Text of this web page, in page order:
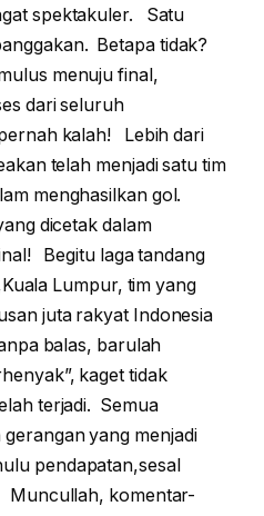
spektakuler. Satu
Betapa tidak?
menuju final,
dari seluruh
kalah! Lebih dari
telah menjadi satu tim
menghasilkan gol.
dicetak dalam
Begitu laga tandang
Lumpur, tim yang
juta rakyat Indonesia
balas, barulah
kaget tidak
terjadi. Semua
yang menjadi
pendapatan,sesal
Muncullah, komentar-